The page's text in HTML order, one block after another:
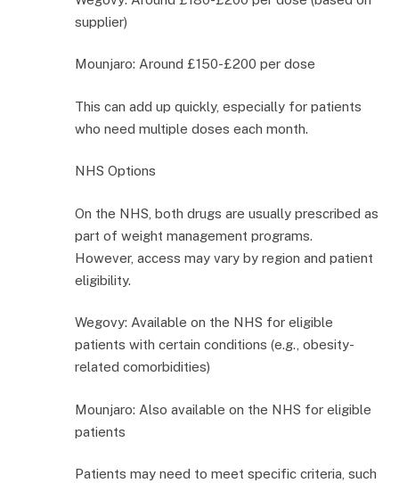
supplier)
Mounjaro: Around £150-£200 per dose
This can add up quickly, especially for patients
who need multiple doses each month.
NHS Options
On the NHS, both drugs are usually prescribed as
part of weight management programs.
However, access may vary by region and patient
eligibility.
Wegovy: Available on the NHS for eligible
patients with certain conditions (e.g., obesity-
related comorbidities)
Mounjaro: Also available on the NHS for eligible
patients
Patients may need to meet specific criteria, such